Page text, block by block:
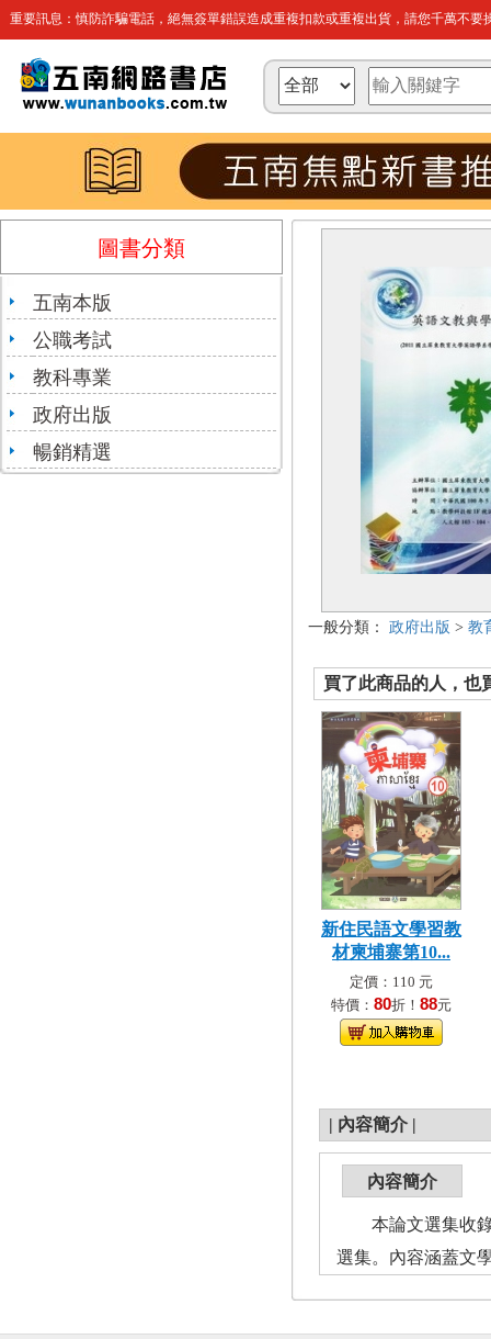
重要訊息：慎防詐騙電話，絕無簽單錯誤造成重複扣款或重複出貨，請您千萬不要
圖書分類
五南本版
公職考試
教科專業
政府出版
暢銷精選
一般分類： 政府出版 > 教
買了此商品的人，也
新住民語文學習教
材柬埔寨第10...
定價：110 元
特價： 80折！ 88元
| 內容簡介 |
內容簡介
本論文選集收錄
選集。內容涵蓋文